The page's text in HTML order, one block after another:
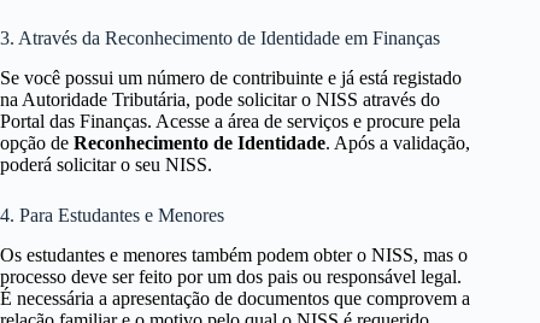
3. Através da Reconhecimento de Identidade em Finanças
Se você possui um número de contribuinte e já está registado
na Autoridade Tributária, pode solicitar o NISS através do
Portal das Finanças. Acesse a área de serviços e procure pela
opção de Reconhecimento de Identidade. Após a validação,
poderá solicitar o seu NISS.
4. Para Estudantes e Menores
Os estudantes e menores também podem obter o NISS, mas o
processo deve ser feito por um dos pais ou responsável legal.
É necessária a apresentação de documentos que comprovem a